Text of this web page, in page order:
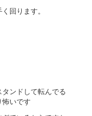
回ります。
ンドして転んでる
怖いです